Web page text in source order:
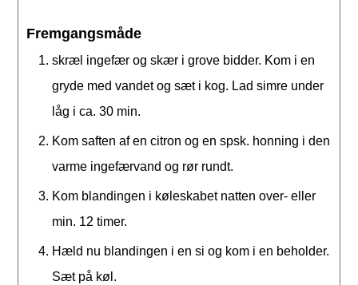
Fremgangsmåde
skræl ingefær og skær i grove bidder. Kom i en
gryde med vandet og sæt i kog. Lad simre under
låg i ca. 30 min.
Kom saften af en citron og en spsk. honning i den
varme ingefærvand og rør rundt.
Kom blandingen i køleskabet natten over- eller
min. 12 timer.
Hæld nu blandingen i en si og kom i en beholder.
Sæt på køl.